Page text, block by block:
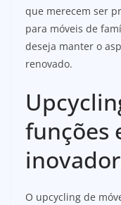
que merecem ser
para móveis de
deseja manter o
renovado.
funções
O upcycling de